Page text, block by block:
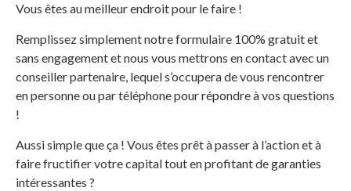
Vous êtes au meilleur endroit pour le faire !
Remplissez simplement notre formulaire 100% gratuit et
sans engagement et nous vous mettrons en contact avec un
conseiller partenaire, lequel s’occupera de vous rencontrer
en personne ou par téléphone pour répondre à vos questions
!
Aussi simple que ça ! Vous êtes prêt à passer à l’action et à
faire fructifier votre capital tout en profitant de garanties
intéressantes ?